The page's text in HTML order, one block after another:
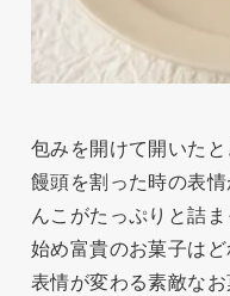
包みを開けて開いた
饅頭を割った時の表
んこがたっぷりと詰
始め富貴のお菓子は
表情が変わる素敵な